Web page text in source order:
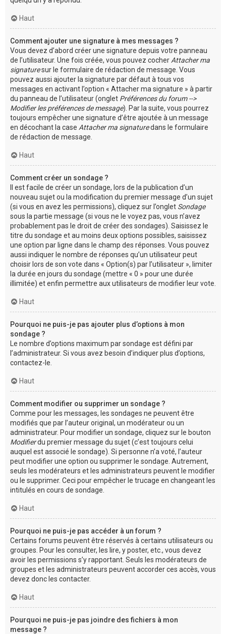
Haut
Comment ajouter une signature à mes messages ?
Vous devez d’abord créer une signature depuis votre panneau
de l’utilisateur. Une fois créée, vous pouvez cocher Attacher ma
signaturesur le formulaire de rédaction de message. Vous
pouvez aussi ajouter la signature par défaut à tous vos
messages en activant l’option « Attacher ma signature » à partir
du panneau de l’utilisateur (onglet Préférences du forum -->
Modifier les préférences de message). Par la suite, vous pourrez
toujours empêcher une signature d’être ajoutée à un message
en décochant la case Attacher ma signaturedans le formulaire
de rédaction de message.
Haut
Comment créer un sondage ?
Il est facile de créer un sondage, lors de la publication d’un
nouveau sujet ou la modification du premier message d’un sujet
(si vous en avez les permissions), cliquez sur l’onglet Sondage
sous la partie message (si vous ne le voyez pas, vous n’avez
probablement pas le droit de créer des sondages). Saisissez le
titre du sondage et au moins deux options possibles, saisissez
une option par ligne dans le champ des réponses. Vous pouvez
aussi indiquer le nombre de réponses qu’un utilisateur peut
choisir lors de son vote dans « Option(s) par l’utilisateur », limiter
la durée en jours du sondage (mettre « 0 » pour une durée
illimitée) et enfin permettre aux utilisateurs de modifier leur vote.
Haut
Pourquoi ne puis-je pas ajouter plus d’options à mon
sondage ?
Le nombre d’options maximum par sondage est défini par
l’administrateur. Si vous avez besoin d’indiquer plus d’options,
contactez-le.
Haut
Comment modifier ou supprimer un sondage ?
Comme pour les messages, les sondages ne peuvent être
modifiés que par l’auteur original, un modérateur ou un
administrateur. Pour modifier un sondage, cliquez sur le bouton
Modifierdu premier message du sujet (c’est toujours celui
auquel est associé le sondage). Si personne n’a voté, l’auteur
peut modifier une option ou supprimer le sondage. Autrement,
seuls les modérateurs et les administrateurs peuvent le modifier
ou le supprimer. Ceci pour empêcher le trucage en changeant les
intitulés en cours de sondage.
Haut
Pourquoi ne puis-je pas accéder à un forum ?
Certains forums peuvent être réservés à certains utilisateurs ou
groupes. Pour les consulter, les lire, y poster, etc., vous devez
avoir les permissions s’y rapportant. Seuls les modérateurs de
groupes et les administrateurs peuvent accorder ces accès, vous
devez donc les contacter.
Haut
Pourquoi ne puis-je pas joindre des fichiers à mon
message ?